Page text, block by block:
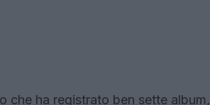
che ha registrato ben sette album,